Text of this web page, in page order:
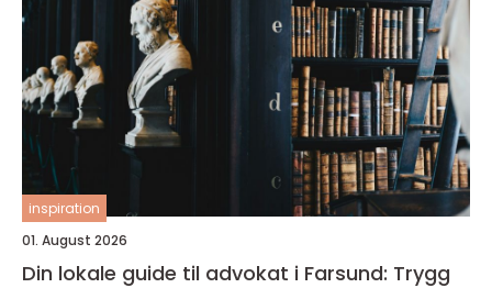
inspiration
01. August 2026
Din lokale guide til advokat i Farsund: Trygg